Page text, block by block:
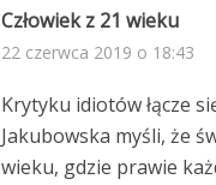
Człowiek z 21 wieku
22 czerwca 2019 o 18:43
Krytyku idiotów łącze
Jakubowska myśli, że
wieku, gdzie prawie